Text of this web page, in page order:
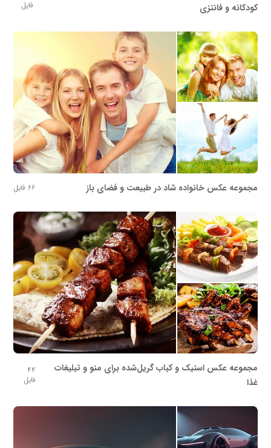
کودکانه و فانتزی
فایل
مجموعه عکس خانواده شاد در طبیعت و فضای باز 66 فایل
مجموعه عکس استیک و کباب گریل‌شده برای منو و تبلیغات
غذا
44
فایل